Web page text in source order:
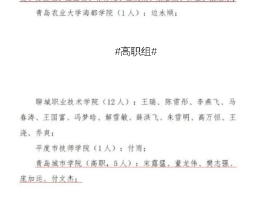
#高职组#